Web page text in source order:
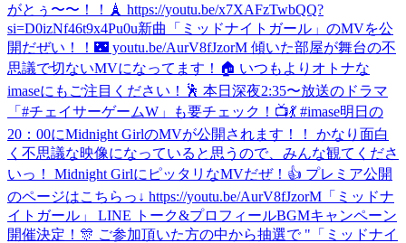
がとぅ〜〜！！🗼 https://youtu.be/x7XAFzTwbQQ?
si=D0izNf46t9x4Pu0u新曲「ミッドナイトガール」のMVを公
開だぜい！！🌃 youtu.be/AurV8fJzorM 傾いた部屋が舞台の不
思議で切ないMVになってます！🏠 いつもよりオトナな
imaseにもご注目ください！🕺 本日深夜2:35〜放送のドラマ
「#チェイサーゲームW」も要チェック！📺💃 #imase明日の
20：00にMidnight GirlのMVが公開されます！！ かなり面白
く不思議な映像になっていると思うので、みんな観てくださ
いっ！ Midnight GirlにピッタリなMVだぜ！👍 プレミア公開
のページはこちらっ↓ https://youtu.be/AurV8fJzorM 「ミッドナ
イトガール」 LINE トーク&プロフィールBGMキャンペーン
開催決定！🎊 ご参加頂いた方の中から抽選で "「ミッドナイ